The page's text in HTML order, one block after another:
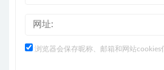
浏览器会保存昵称、邮箱和网站cookies